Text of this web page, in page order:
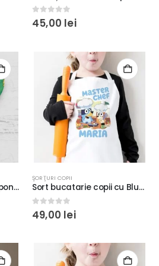
0out of 5
45,00 lei
Mănușa de bucătărie SpongeBob, personalizată cu nume, culoare alb
ŞORŢURI COPII
Sort bucatarie copii cu Bluey si Bingo personalizat cu nume, 55x44cm, culoare alb, textură moale, material poliester, bonetă opţional
0out of 5
49,00 lei